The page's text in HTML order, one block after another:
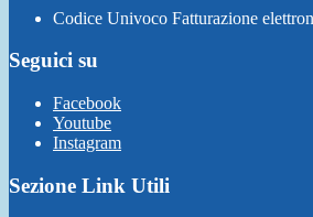
Codice Univoco Fatturazione
Seguici su
Facebook
Youtube
Instagram
Sezione Link Utili